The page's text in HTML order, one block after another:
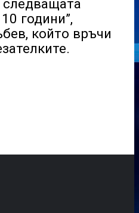
следващата
години”,
който връчи